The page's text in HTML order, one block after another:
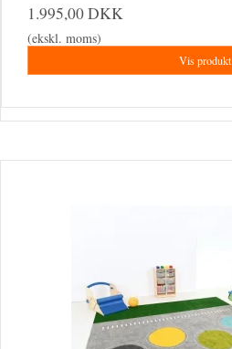
1.995,00 DKK
(ekskl. moms)
Vis produkt